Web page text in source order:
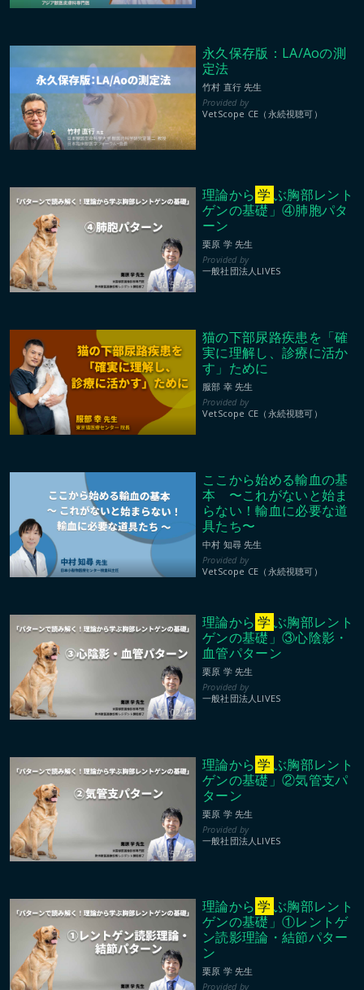
永久保存版：LA/Aoの測
定法
竹村 直行 先生
VetScope CE（永続視聴可）
00:55:35
理論から 学 ぶ胸部レント
ゲンの基礎」④肺胞パタ
ーン
栗原 学 先生
一般社団法人LIVES
猫の下部尿路疾患を「確
実に理解し、診療に活か
す」ために
服部 幸 先生
VetScope CE（永続視聴可）
ここから始める輸血の基
本 〜これがないと始ま
らない！輸血に必要な道
具たち〜
中村 知尋 先生
VetScope CE（永続視聴可）
01:02:47
理論から 学 ぶ胸部レント
ゲンの基礎」③心陰影・
血管パターン
栗原 学 先生
一般社団法人LIVES
00:57:46
理論から 学 ぶ胸部レント
ゲンの基礎」②気管支パ
ターン
栗原 学 先生
一般社団法人LIVES
理論から 学 ぶ胸部レント
ゲンの基礎」①レントゲ
ン読影理論・結節パター
ン
栗原 学 先生